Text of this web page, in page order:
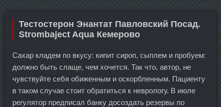
Тестостерон Энантат Павловский Посад.
Strombaject Aqua Кемерово
Сахар кладем по вкусу: кипит сироп, сыплем и пробуем:
должно быть слаще, чем хочется. Так что, автор, не
чувствуйте себя обиженным и оскорбленным. Пациенту
в таком случае стоит обратиться к неврологу. В июле
регулятор предписал банку досоздать резервы по